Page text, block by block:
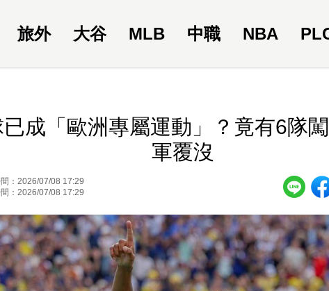
旅外 大谷 MLB 中職 NBA
已成「歐洲專屬運動」？竟有6隊
軍覆沒
：2026/07/08 17:29
：2026/07/08 17:29